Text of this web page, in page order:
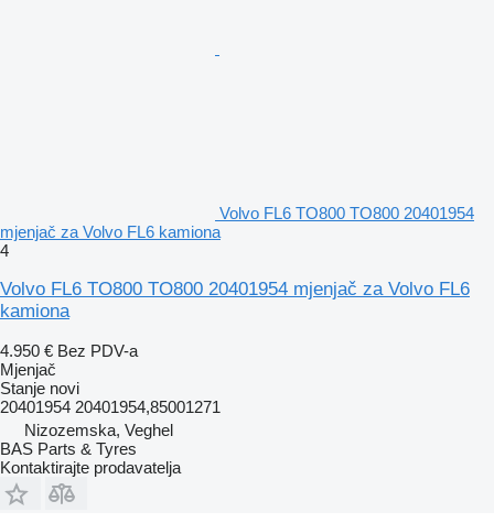
Volvo FL6 TO800 TO800 20401954
mjenjač za Volvo FL6 kamiona
4
Volvo FL6 TO800 TO800 20401954 mjenjač za Volvo FL6
kamiona
4.950 € Bez PDV-a
Mjenjač
Stanje novi
20401954 20401954,85001271
Nizozemska, Veghel
BAS Parts & Tyres
Kontaktirajte prodavatelja